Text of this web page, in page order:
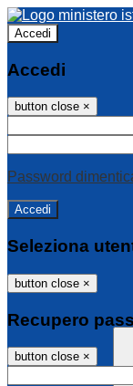
Accedi
Accedi
button close ×
Password
Seleziona
button close ×
Recupero
button close ×